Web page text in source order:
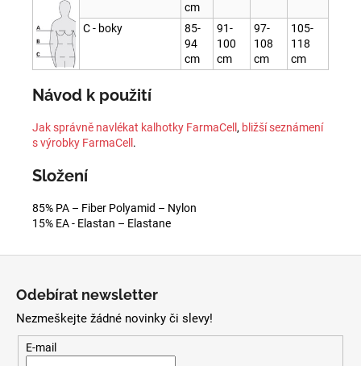
cm
C - boky
85-
94
cm
91-
100
cm
97-
108
cm
105-
118
cm
Návod k použití
Jak správně navlékat kalhotky FarmaCell , bližší seznámení
s výrobky FarmaCell .
Složení
85% PA – Fiber Polyamid – Nylon
15% EA - Elastan – Elastane
Odebírat newsletter
Nezmeškejte žádné novinky či slevy!
E-mail